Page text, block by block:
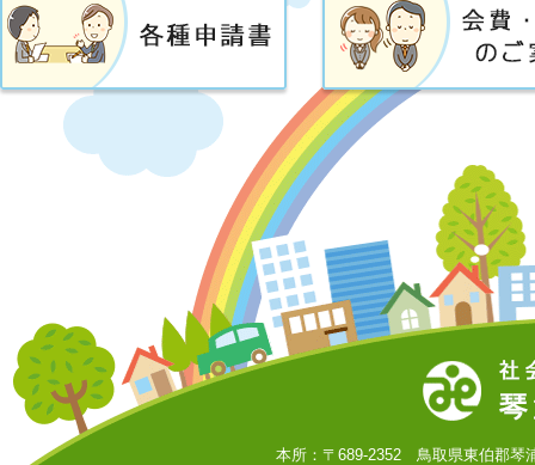
本所：〒689-2352 鳥取県東伯郡琴